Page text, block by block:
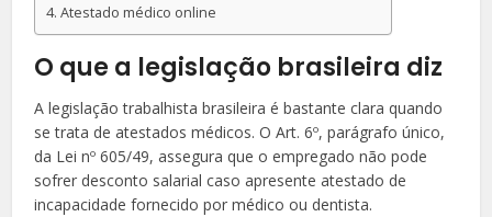
Atestado médico online
O que a legislação brasileira diz
A legislação trabalhista brasileira é bastante clara quando
se trata de atestados médicos. O Art. 6º, parágrafo único,
da Lei nº 605/49, assegura que o empregado não pode
sofrer desconto salarial caso apresente atestado de
incapacidade fornecido por médico ou dentista.